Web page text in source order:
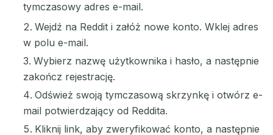
Czekam na przychodzące e-maile...
tymczasowy adres e-mail.
Wejdź na Reddit i załóż nowe konto. Wklej adres
w polu e-mail.
Wybierz nazwę użytkownika i hasło, a następnie
zakończ rejestrację.
Odśwież swoją tymczasową skrzynkę i otwórz e-
mail potwierdzający od Reddita.
Kliknij link, aby zweryfikować konto, a następnie